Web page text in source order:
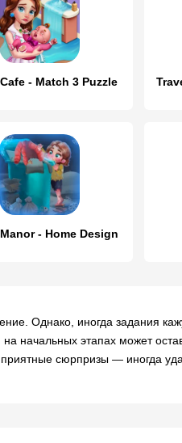
- Match 3 Puzzle
- Home Design
Однако, иногда задания
начальных этапах может
сюрпризы — иногда